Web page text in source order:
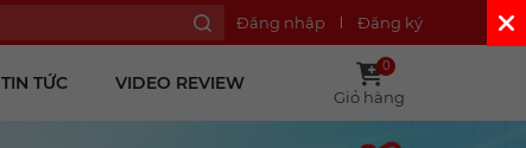
Đăng nhập Đăng ký
TIN TỨC VIDEO REVIEW
Giỏ hàng
0